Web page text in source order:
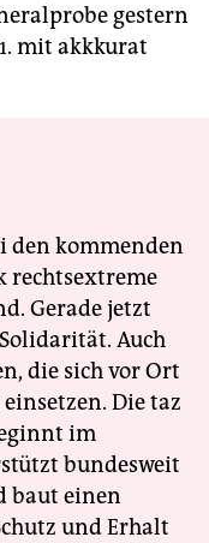
gestern
mit akkkurat
den kommenden
rechtsextreme
Gerade jetzt
Auch
die sich vor Ort
Die taz
im
bundesweit
baut einen
und Erhalt